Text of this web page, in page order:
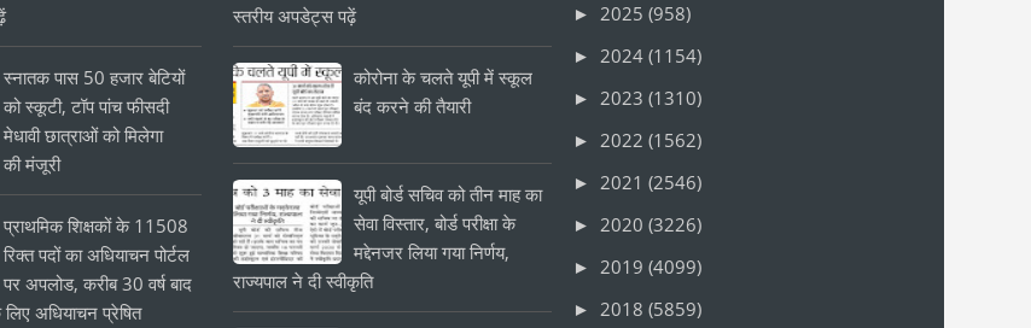
स्नातक पास 50 हजार बेटियों
को स्कूटी, टॉप पांच फीसदी
मेधावी छात्राओं को मिलेगा
मंजूरी
प्राथमिक शिक्षकों के 11508
रिक्त पदों का अधियाचन पोर्टल
पर अपलोड, करीब 30 वर्ष बाद
लिए अधियाचन प्रेषित
स्तरीय अपडेट्स पढ़ें
कोरोना के चलते यूपी में स्कूल
बंद करने की तैयारी
यूपी बोर्ड सचिव को तीन माह का
सेवा विस्तार, बोर्ड परीक्षा के
मद्देनजर लिया गया निर्णय,
राज्यपाल ने दी स्वीकृति
► 2025(958)
► 2024(1154)
► 2023(1310)
► 2022(1562)
► 2021(2546)
► 2020(3226)
► 2019(4099)
► 2018(5859)